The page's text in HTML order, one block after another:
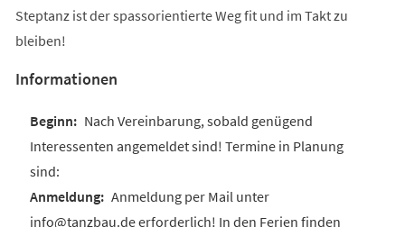
Steptanz ist der spassorientierte Weg fit und im Takt zu
bleiben!
Informationen
Nach Vereinbarung, sobald genügend
Interessenten angemeldet sind! Termine in Planung
sind:
Anmeldung per Mail unter
info@tanzbau.de erforderlich! In den Ferien finden